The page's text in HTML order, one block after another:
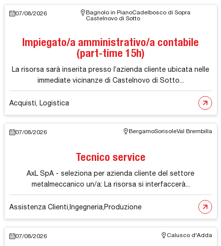
07/08/2026 Bagnolo in PianoCadelbosco di Sopra
Castelnovo di Sotto
Impiegato/a amministrativo/a contabile
(part-time 15h)
La risorsa sarà inserita presso l’azienda cliente ubicata nelle
immediate vicinanze di Castelnovo di Sotto...
Acquisti, Logistica
07/08/2026 BergamoSorisoleVal Brembilla
Tecnico service
AxL SpA - seleziona per azienda cliente del settore
metalmeccanico un/a: La risorsa si interfaccerà...
Assistenza Clienti,Ingegneria,Produzione
07/08/2026 Calusco d'Adda